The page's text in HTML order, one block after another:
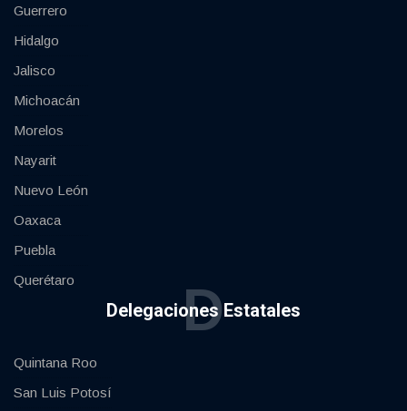
Guerrero
Hidalgo
Jalisco
Michoacán
Morelos
Nayarit
Nuevo León
Oaxaca
Puebla
Querétaro
Delegaciones Estatales
D
Quintana Roo
San Luis Potosí